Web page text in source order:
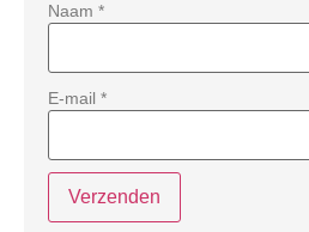
Naam *
E-mail *